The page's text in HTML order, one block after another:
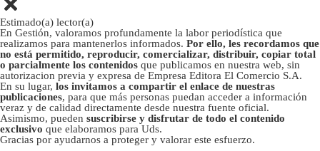
Estimado(a) lector(a)
En Gestión, valoramos profundamente la labor periodística que
realizamos para mantenerlos informados. Por ello, les recordamos que
no está permitido, reproducir, comercializar, distribuir, copiar total
o parcialmente los contenidos que publicamos en nuestra web, sin
autorizacion previa y expresa de Empresa Editora El Comercio S.A.
En su lugar, los invitamos a compartir el enlace de nuestras
publicaciones, para que más personas puedan acceder a información
veraz y de calidad directamente desde nuestra fuente oficial.
Asimismo, pueden suscribirse y disfrutar de todo el contenido
exclusivo que elaboramos para Uds.
Gracias por ayudarnos a proteger y valorar este esfuerzo.